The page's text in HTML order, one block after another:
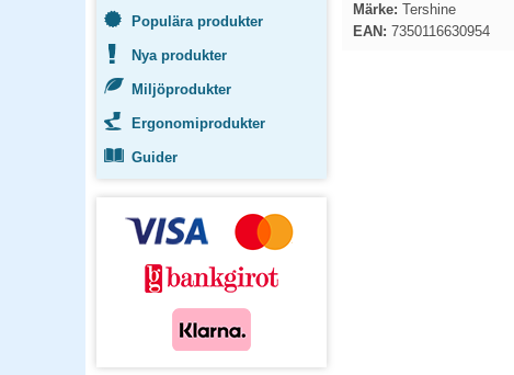
Populära produkter
Nya produkter
Miljöprodukter
Ergonomiprodukter
Guider
Märke: Tershine
EAN: 7350116630954